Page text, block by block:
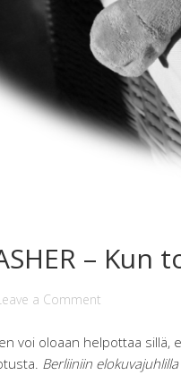
–
a Comment
voi oloaan helpottaa sillä,
Berliiniin